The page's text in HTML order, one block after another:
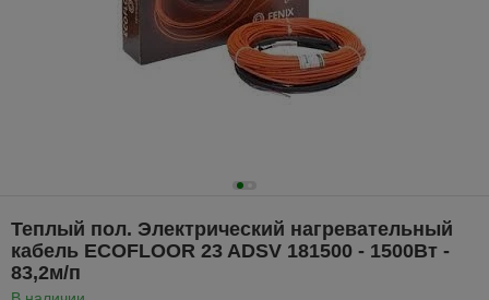
Теплый пол. Электрический нагревательный
кабель ECOFLOOR 23 ADSV 181500 - 1500Вт -
83,2м/п